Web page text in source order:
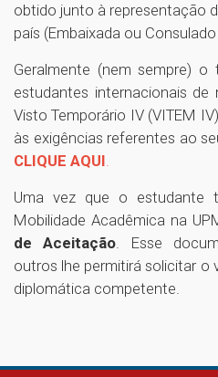
obtido junto à representação
país (Embaixada ou Consulado
Geralmente (nem sempre)
estudantes internacionais
Visto Temporário IV (VITEM
às exigências referentes ao
CLIQUE AQUI.
Uma vez que o estudante
Mobilidade Acadêmica na
de Aceitação. Esse
outros lhe permitirá solicitar o
diplomática competente.